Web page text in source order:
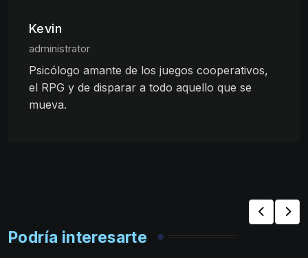
Kevin
administrator
Psicólogo amante de los juegos cooperativos,
el RPG y de disparar a todo aquello que se
mueva.
Podría interesarte